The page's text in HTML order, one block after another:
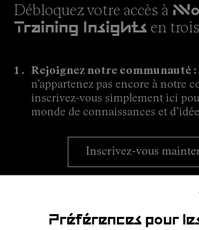
Préférences pour
Débloquez votre accès à
Training Insights en
Rejoignez notre communauté :
n’appartenez pas encore à notre
inscrivez-vous simplement ici
monde de connaissances et
Inscrivez-vous
membre ? Super, que vous soyez